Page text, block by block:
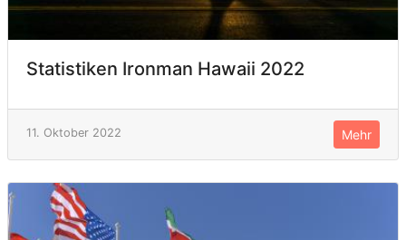
Statistiken Ironman Hawaii 2022
11. Oktober 2022 Mehr